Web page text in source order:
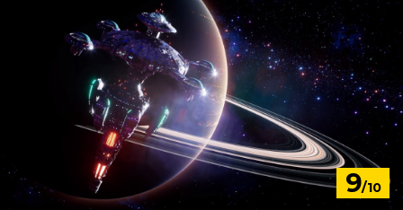
9/10